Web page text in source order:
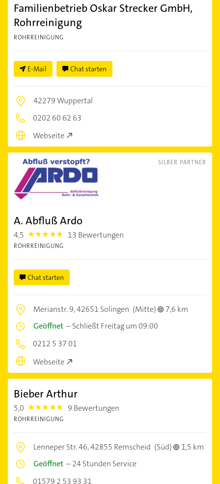
Familienbetrieb Oskar Strecker GmbH,
Rohrreinigung
ROHRREINIGUNG
E-Mail Chat starten
42279 Wuppertal
0202 60 62 63
Webseite
SILBER PARTNER
A. Abfluß Ardo
4,5 4.5 13 Bewertungen
ROHRREINIGUNG
Chat starten
Merianstr. 9,42651 Solingen (Mitte)
7,6 km
Geöffnet –Schließt Freitag um 09:00
0212 5 37 01
Webseite
Bieber Arthur
5,0 5.0 9 Bewertungen
ROHRREINIGUNG
Lenneper Str. 46,42855 Remscheid (Süd)
1,5 km
Geöffnet –24 Stunden Service
01579 2 53 93 31